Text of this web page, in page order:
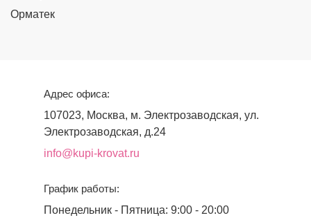
Орматек
Адрес офиса:
107023, Москва, м. Электрозаводская, ул.
Электрозаводская, д.24
info@kupi-krovat.ru
График работы:
Понедельник - Пятница: 9:00 - 20:00